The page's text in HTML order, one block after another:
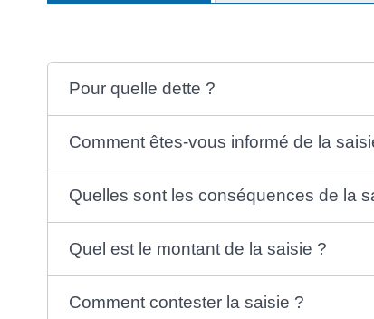
Pour quelle dette ?
Comment êtes-vous informé de la
Quelles sont les conséquences de la
Quel est le montant de la saisie ?
Comment contester la saisie ?